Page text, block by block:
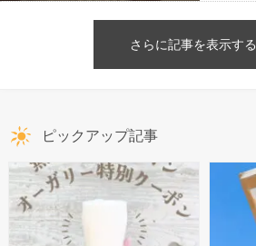
さらに記事を表示する
ピックアップ記事